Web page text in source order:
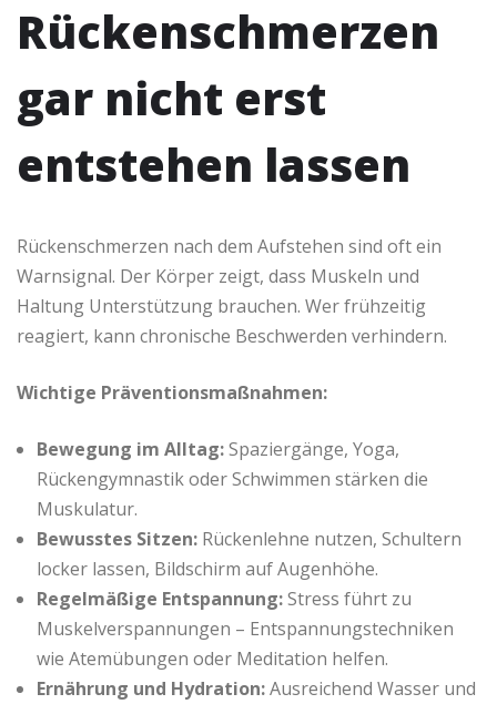
Rückenschmerzen
gar nicht erst
entstehen lassen
Rückenschmerzen nach dem Aufstehen sind oft ein
Warnsignal. Der Körper zeigt, dass Muskeln und
Haltung Unterstützung brauchen. Wer frühzeitig
reagiert, kann chronische Beschwerden verhindern.
Wichtige Präventionsmaßnahmen:
Bewegung im Alltag:Spaziergänge, Yoga,
Rückengymnastik oder Schwimmen stärken die
Muskulatur.
Bewusstes Sitzen: Rückenlehne nutzen, Schultern
locker lassen, Bildschirm auf Augenhöhe.
Regelmäßige Entspannung:Stress führt zu
Muskelverspannungen – Entspannungstechniken
wie Atemübungen oder Meditation helfen.
Ernährung und Hydration:Ausreichend Wasser und